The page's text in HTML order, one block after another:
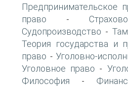
Предпринимательское
право -
Судопроизводство -
Теория государства и
право - Уголовно-
Уголовное право -
Философия -